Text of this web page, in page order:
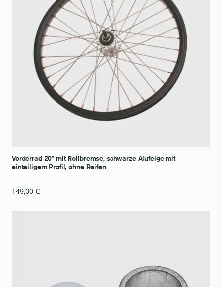
Vorderrad 20″ mit Rollbremse, schwarze Alufelge mit
einteiligem Profil, ohne Reifen
149,00 €